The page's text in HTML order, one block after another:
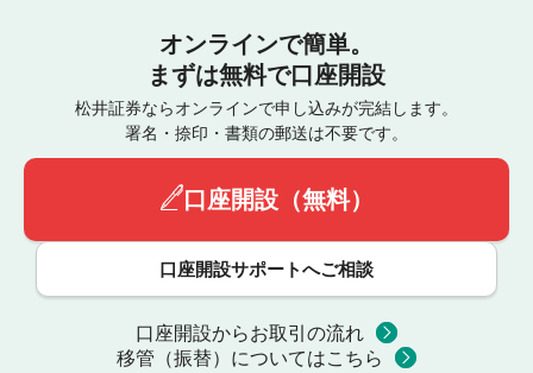
オンラインで簡単。
まずは無料で口座開設
松井証券ならオンラインで申し込みが完結します。
署名・捺印・書類の郵送は不要です。
口座開設（無料）
口座開設サポートへご相談
口座開設からお取引の流れ
移管（振替）についてはこちら